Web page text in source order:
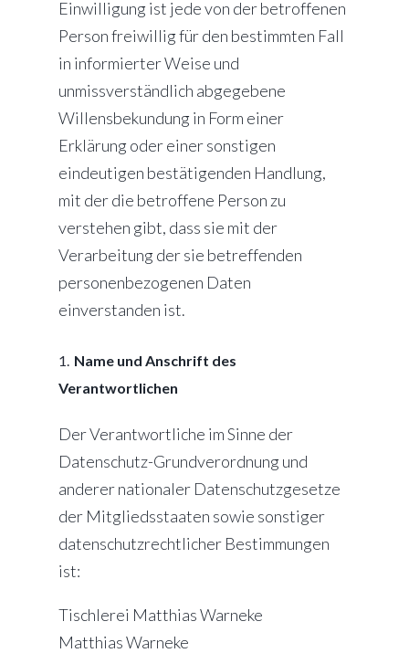
Einwilligung ist jede von der betroffenen
Person freiwillig für den bestimmten Fall
in informierter Weise und
unmissverständlich abgegebene
Willensbekundung in Form einer
Erklärung oder einer sonstigen
eindeutigen bestätigenden Handlung,
mit der die betroffene Person zu
verstehen gibt, dass sie mit der
Verarbeitung der sie betreffenden
personenbezogenen Daten
einverstanden ist.
Name und Anschrift des
Verantwortlichen
Der Verantwortliche im Sinne der
Datenschutz-Grundverordnung und
anderer nationaler Datenschutzgesetze
der Mitgliedsstaaten sowie sonstiger
datenschutzrechtlicher Bestimmungen
ist:
Tischlerei Matthias Warneke
Matthias Warneke